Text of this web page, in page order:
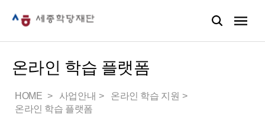
온라인 학습 플랫폼
HOME 사업안내
온라인 학습 지원
온라인 학습 플랫폼